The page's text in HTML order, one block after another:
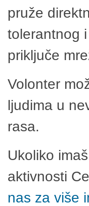
pruže
tolerantnog
priključe
Volonter
ljudima u
rasa.
Ukoliko
aktivnosti
nas za više